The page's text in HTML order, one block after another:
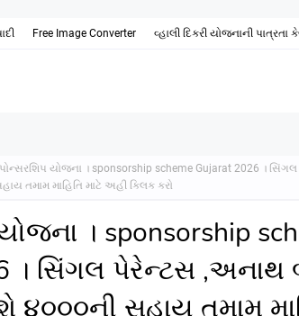
Free Image Converter વ્હાલી દિકરી યોજનાની
યોજના । sponsorship scheme Gujarat 2026 ।
તમામ માહિતિ માટે અહી ક્લિક કરો
। sponsorship
। સિંગલ પેરેન્ટસ ,અનાથ
૪૦૦૦ની સહાય તમામ